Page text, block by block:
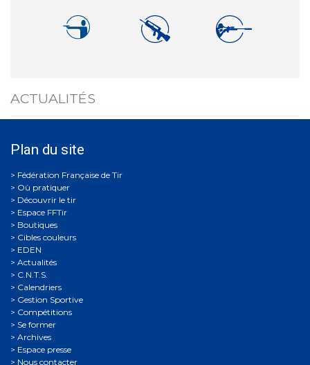
ACTUALITÉS
Plan du site
Où pratiquer
Découvrir le tir
Espace FFTir
Boutiques
Cibles couleurs
EDEN
Actualités
C.N.T.S.
Calendriers
Gestion Sportive
Compétitions
Se former
Archives
Espace presse
Nous contacter